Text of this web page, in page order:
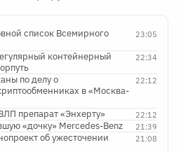
23:05
список Всемирного
22:34
контейнерный
22:12
по делу о
в «Москва-
22:12
препарат «Энхерту»
21:39
«дочку» Mercedes-Benz
21:08
об ужесточении